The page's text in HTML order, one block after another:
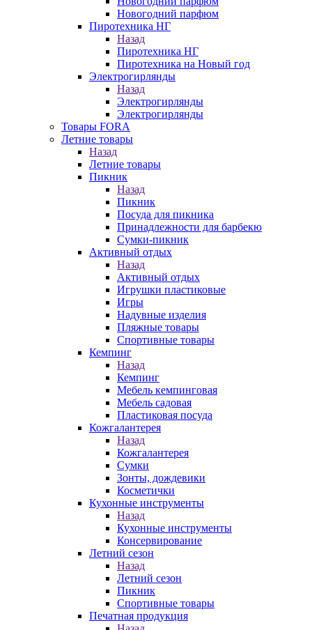
Новогодний парфюм
Пиротехника НГ
Назад
Пиротехника НГ
Пиротехника на Новый год
Электрогирлянды
Назад
Электрогирлянды
Электрогирлянды
Товары FORA
Летние товары
Назад
Летние товары
Пикник
Назад
Пикник
Посуда для пикника
Принадлежности для барбекю
Сумки-пикник
Активный отдых
Назад
Активный отдых
Игрушки пластиковые
Игры
Надувные изделия
Пляжные товары
Спортивные товары
Кемпинг
Назад
Кемпинг
Мебель кемпинговая
Мебель садовая
Пластиковая посуда
Кожгалантерея
Назад
Кожгалантерея
Сумки
Зонты, дождевики
Косметички
Кухонные инструменты
Назад
Кухонные инструменты
Консервирование
Летний сезон
Назад
Летний сезон
Пикник
Спортивные товары
Печатная продукция